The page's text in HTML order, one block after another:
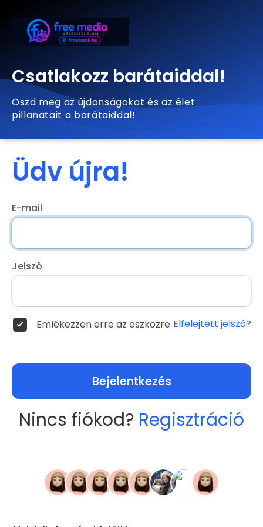
Csatlakozz barátaiddal!
Oszd meg az újdonságokat és az élet
pillanatait a barátaiddal!
Üdv újra!
E-mail
Jelszó
Emlékezzen erre az eszközre Elfelejtett jelszó?
Bejelentkezés
Nincs fiókod? Regisztráció